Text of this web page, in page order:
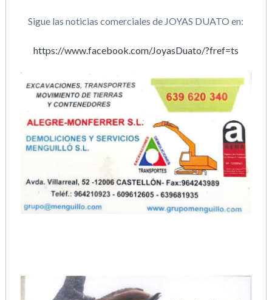
Sigue las noticias comerciales de JOYAS DUATO en:
https://www.facebook.com/JoyasDuato/?fref=ts